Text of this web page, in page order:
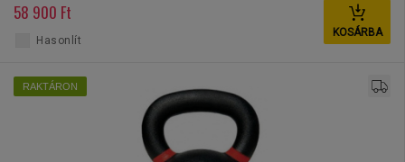
58 900 Ft
KOSÁRBA
Hasonlít
RAKTÁRON